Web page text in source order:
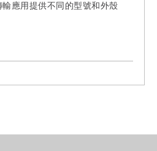
應用提供不同的型號和外殼